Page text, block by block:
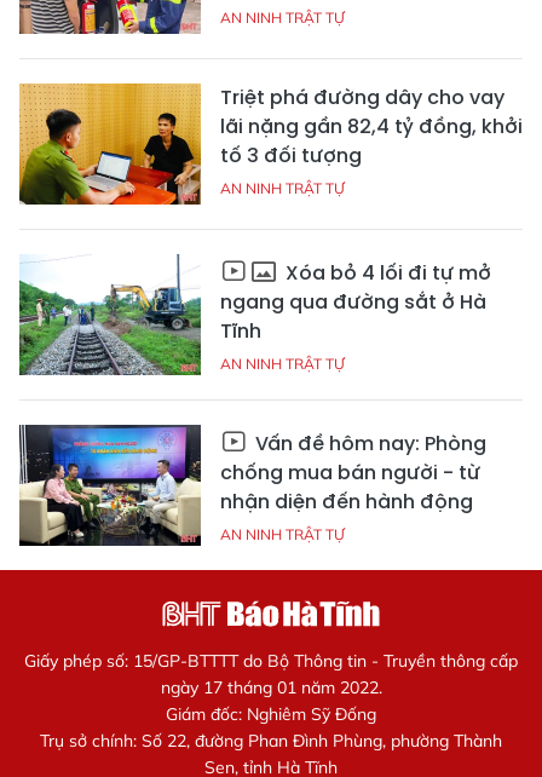
AN NINH TRẬT TỰ
Triệt phá đường dây cho vay
lãi nặng gần 82,4 tỷ đồng, khởi
tố 3 đối tượng
AN NINH TRẬT TỰ
Xóa bỏ 4 lối đi tự mở
ngang qua đường sắt ở Hà
Tĩnh
AN NINH TRẬT TỰ
Vấn đề hôm nay: Phòng
chống mua bán người - từ
nhận diện đến hành động
AN NINH TRẬT TỰ
Giấy phép số: 15/GP-BTTTT do Bộ Thông tin - Truyền thông cấp
ngày 17 tháng 01 năm 2022.
Giám đốc: Nghiêm Sỹ Đống
Trụ sở chính: Số 22, đường Phan Đình Phùng, phường Thành
Sen, tỉnh Hà Tĩnh